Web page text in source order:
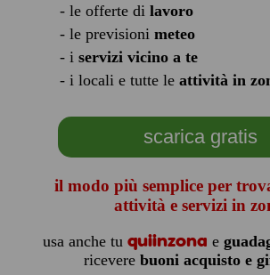
- le offerte di lavoro
- le previsioni meteo
- i servizi vicino a te
- i locali e tutte le attività in
scarica gratis
il modo più semplice per
attività e servizi in
usa anche tu quiinzona e
ricevere buoni acquisto e